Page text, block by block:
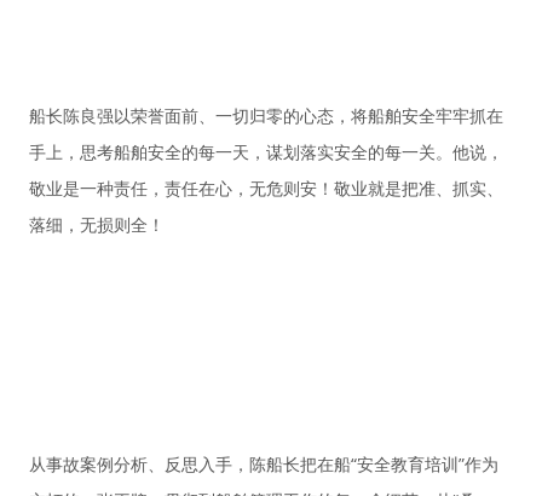
船长陈良强以荣誉面前、一切归零的心态，将船舶安全牢牢抓在
手上，思考船舶安全的每一天，谋划落实安全的每一关。他说，
敬业是一种责任，责任在心，无危则安！敬业就是把准、抓实、
落细，无损则全！
从事故案例分析、反思入手，陈船长把在船“安全教育培训”作为